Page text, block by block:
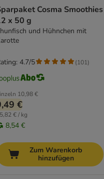
Cosma Smoothies
x 50 g
und Hühnchen mit
10,98 €
€
€ / kg
8,54 €
4.7/5 (101)
Zum Warenkorb
hinzufügen